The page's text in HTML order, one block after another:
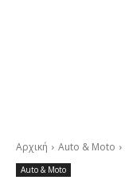
Αρχική Auto & Moto
Auto & Moto